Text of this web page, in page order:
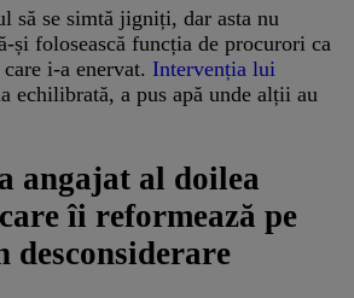
să se simtă jigniți, dar asta nu
și folosească funcția de procurori ca
i-a enervat. Intervenția lui
echilibrată, a pus apă unde alții au
angajat al doilea
îi reformează pe